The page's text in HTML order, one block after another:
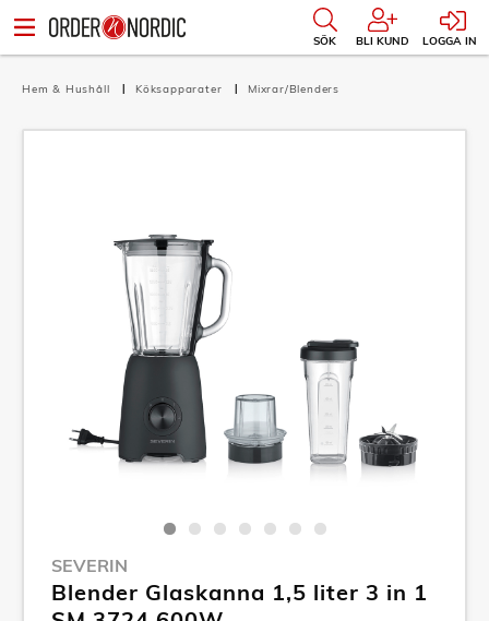
SÖK BLI KUND LOGGA IN
Hem & Hushåll Köksapparater Mixrar/Blenders
SEVERIN
Blender Glaskanna 1,5 liter 3 in 1